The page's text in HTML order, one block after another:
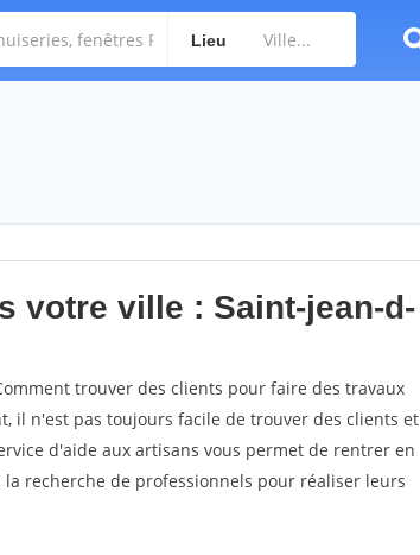
Lieu
votre ville : Saint-jean-d-
trouver des clients pour faire des travaux
il n'est pas toujours facile de trouver des clients et
d'aide aux artisans vous permet de rentrer en
recherche de professionnels pour réaliser leurs